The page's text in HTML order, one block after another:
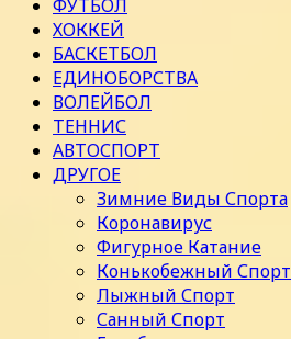
ФУТБОЛ
ХОККЕЙ
БАСКЕТБОЛ
ЕДИНОБОРСТВА
ВОЛЕЙБОЛ
ТЕННИС
АВТОСПОРТ
ДРУГОЕ
Зимние Виды Спорта
Коронавирус
Фигурное Катание
Конькобежный Спорт
Лыжный Спорт
Санный Спорт